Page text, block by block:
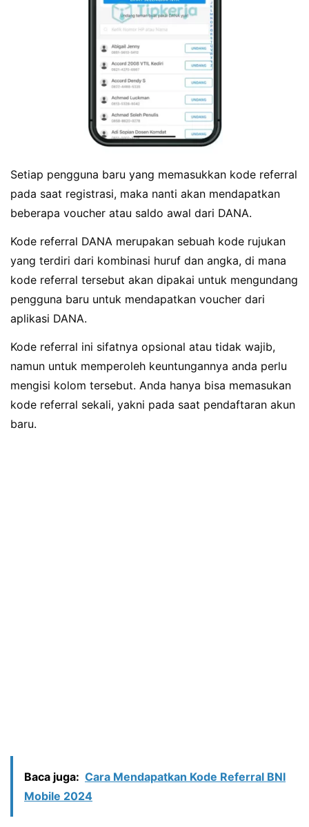
Setiap pengguna baru yang memasukkan kode referral
pada saat registrasi, maka nanti akan mendapatkan
beberapa voucher atau saldo awal dari DANA.
Kode referral DANA merupakan sebuah kode rujukan
yang terdiri dari kombinasi huruf dan angka, di mana
kode referral tersebut akan dipakai untuk mengundang
pengguna baru untuk mendapatkan voucher dari
aplikasi DANA.
Kode referral ini sifatnya opsional atau tidak wajib,
namun untuk memperoleh keuntungannya anda perlu
mengisi kolom tersebut. Anda hanya bisa memasukan
kode referral sekali, yakni pada saat pendaftaran akun
baru.
Baca juga: Cara Mendapatkan Kode Referral BNI
Mobile 2024